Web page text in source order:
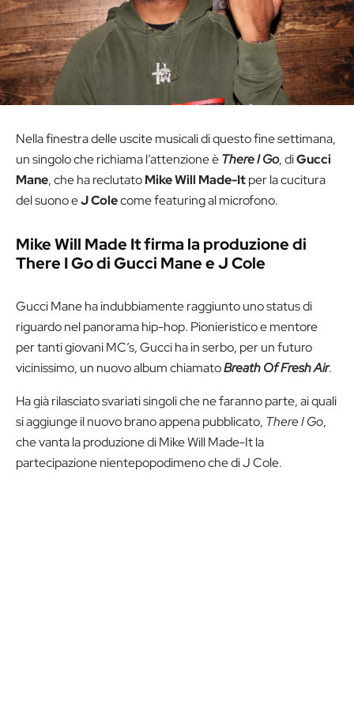
Nella finestra delle uscite musicali di questo fine settimana,
un singolo che richiama l’attenzione èThere I Go, diGucci
Mane, che ha reclutatoMike Will Made-Itper la cucitura
del suono eJ Colecome featuring al microfono.
Mike Will Made It firma la produzione di
There I Go di Gucci Mane e J Cole
Gucci Mane ha indubbiamente raggiunto uno status di
riguardo nel panorama hip-hop. Pionieristico e mentore
per tanti giovani MC’s, Gucci ha in serbo, per un futuro
vicinissimo, un nuovo album chiamatoBreath Of Fresh Air.
Ha già rilasciato svariati singoli che ne faranno parte, ai quali
si aggiunge il nuovo brano appena pubblicato, There I Go,
che vanta la produzione di Mike Will Made-It la
partecipazione nientepopodimeno che di J Cole.